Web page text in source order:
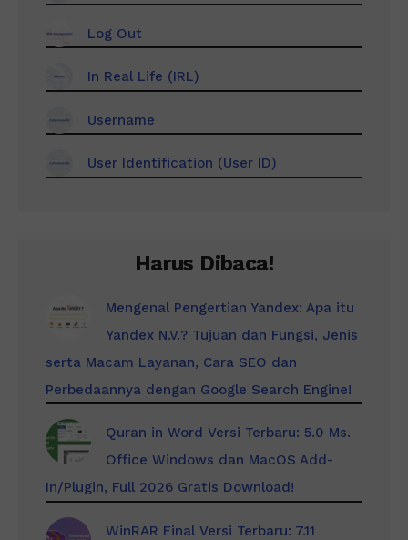
Log Out
In Real Life (IRL)
Username
User Identification (User ID)
Harus Dibaca!
Mengenal Pengertian Yandex: Apa itu
Yandex N.V.? Tujuan dan Fungsi, Jenis
serta Macam Layanan, Cara SEO dan
Perbedaannya dengan Google Search Engine!
Quran in Word Versi Terbaru: 5.0 Ms.
Office Windows dan MacOS Add-
In/Plugin, Full 2026 Gratis Download!
WinRAR Final Versi Terbaru: 7.11